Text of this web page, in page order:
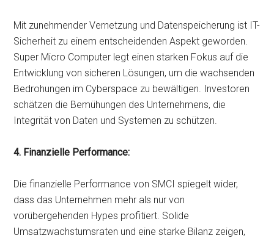
Mit zunehmender Vernetzung und Datenspeicherung ist IT-
Sicherheit zu einem entscheidenden Aspekt geworden.
Super Micro Computer legt einen starken Fokus auf die
Entwicklung von sicheren Lösungen, um die wachsenden
Bedrohungen im Cyberspace zu bewältigen. Investoren
schätzen die Bemühungen des Unternehmens, die
Integrität von Daten und Systemen zu schützen.
4. Finanzielle Performance:
Die finanzielle Performance von SMCI spiegelt wider,
dass das Unternehmen mehr als nur von
vorübergehenden Hypes profitiert. Solide
Umsatzwachstumsraten und eine starke Bilanz zeigen,